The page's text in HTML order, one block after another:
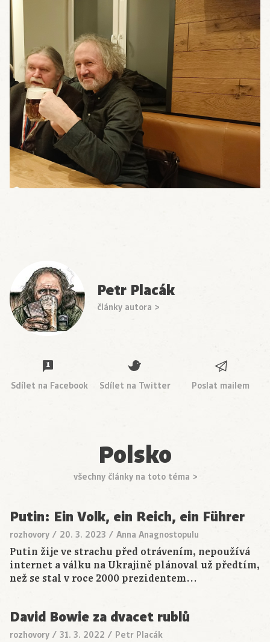
Petr Placák
články autora >
Sdílet na Facebook Sdílet na Twitter Poslat mailem
Polsko
všechny články na toto téma >
Putin: Ein Volk, ein Reich, ein Führer
rozhovory / 20. 3. 2023 / Anna Anagnostopulu
Putin žije ve strachu před otrávením, nepoužívá
internet a válku na Ukrajině plánoval už předtím,
než se stal v roce 2000 prezidentem…
David Bowie za dvacet rublů
rozhovory / 31. 3. 2022 / Petr Placák